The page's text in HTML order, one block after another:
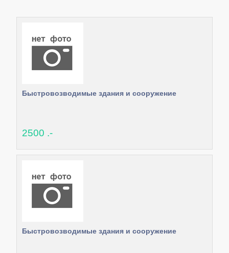
Быстровозводимые здания и сооружение
2500 .-
Быстровозводимые здания и сооружение